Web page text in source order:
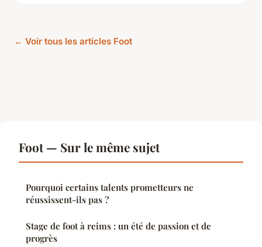
← Voir tous les articles Foot
Foot — Sur le même sujet
Pourquoi certains talents prometteurs ne
réussissent-ils pas ?
Stage de foot à reims : un été de passion et de
progrès